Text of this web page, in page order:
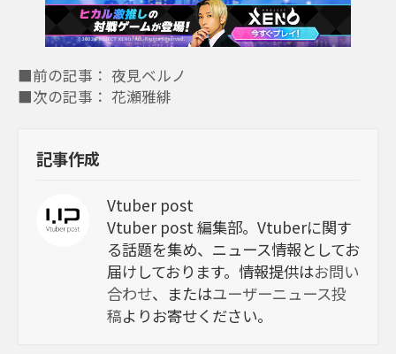
■前の記事： 夜見ベルノ
■次の記事： 花瀬雅緋
記事作成
Vtuber post
Vtuber post 編集部。Vtuberに関す
る話題を集め、ニュース情報としてお
届けしております。情報提供はお問い
合わせ、またはユーザーニュース投
稿よりお寄せください。